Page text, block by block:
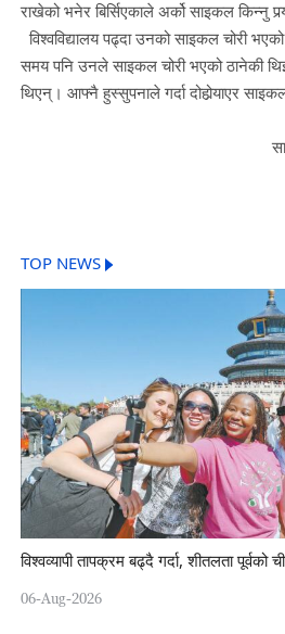
राखेको भनेर बिर्सिएकाले अर्को साइकल किन्नु
विश्वविद्यालय पढ्दा उनको साइकल चोरी भएको
समय पनि उनले साइकल चोरी भएको ठानेकी
थिएन्। आफ्नै हुस्सुपनाले गर्दा दोहोर्‍याएर
TOP NEWS
विश्वव्यापी तापक्रम बढ्दै गर्दा, शीतलता पूर्वको
06-Aug-2026